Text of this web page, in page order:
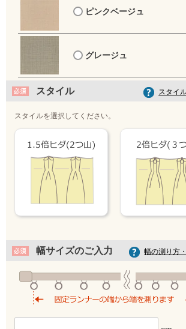
ピンクベージュ
グレージュ
スタイル スタイ
スタイルを選択してください。
幅サイズのご入力 幅の測り方